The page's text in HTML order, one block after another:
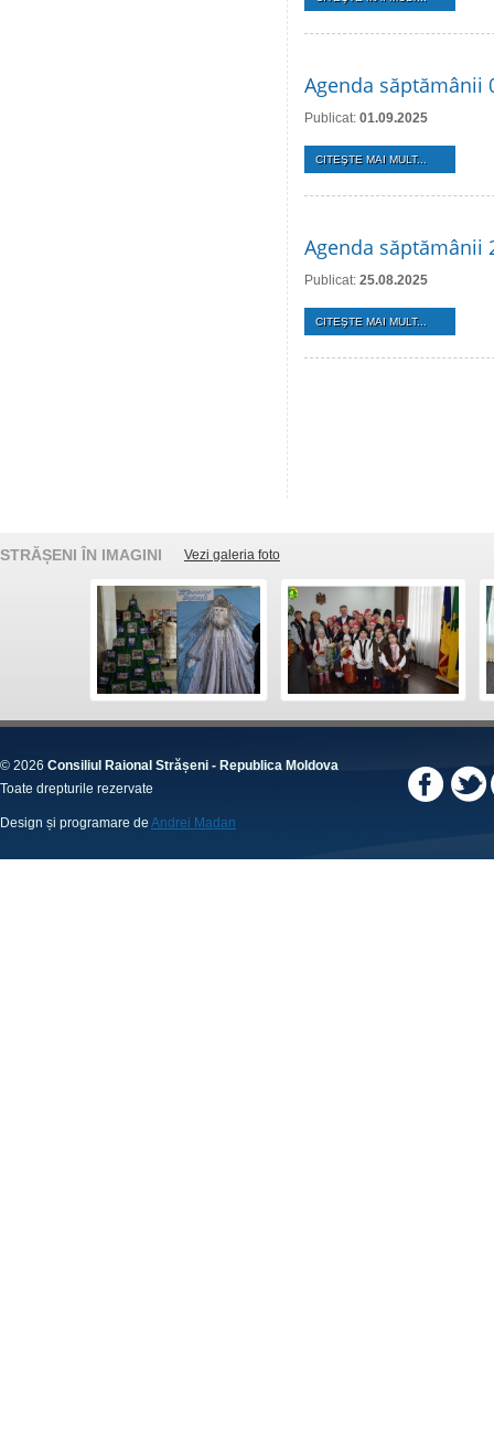
Agenda săptămânii
Publicat: 01.09.2025
CITEŞTE MAI MULT...
Agenda săptămânii
Publicat: 25.08.2025
CITEŞTE MAI MULT...
STRĂȘENI ÎN IMAGINI Vezi galeria foto
© 2026 Consiliul Raional Strășeni - Republica Moldova
Toate drepturile rezervate
Design și programare de Andrei Madan